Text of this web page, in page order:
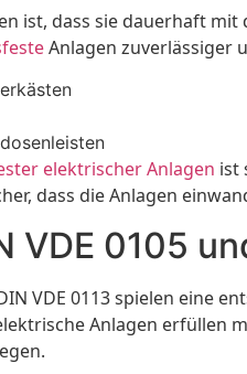
ist, dass sie dauerhaft
Anlagen zuverlässiger
elektrischer Anlagen ist
dass die Anlagen
VDE 0105
VDE 0113 spielen eine
Anlagen erfüllen